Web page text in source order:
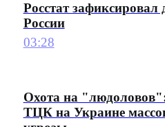
Росстат
России
03:28
Охота на
ТЦК на Украине